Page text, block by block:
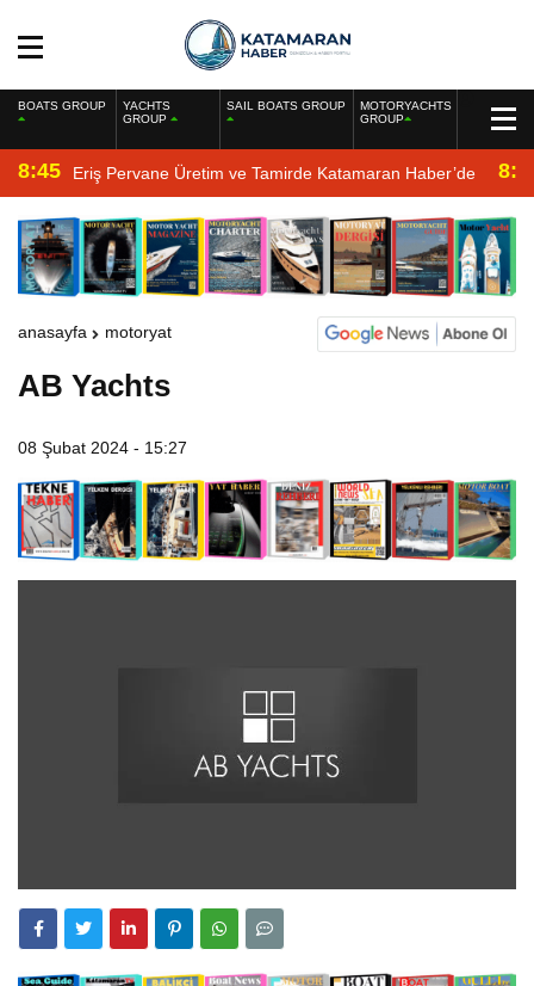
BOATS GROUP
YACHTS
GROUP
SAIL BOATS GROUP
MOTORYACHTS
GROUP
8:45 Eriş Pervane Üretim ve Tamirde Katamaran Haber’de
anasayfa motoryat
AB Yachts
08 Şubat 2024 - 15:27